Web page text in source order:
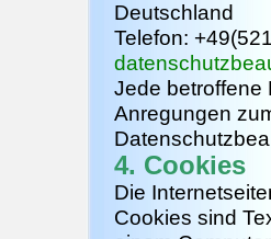
Deutschland
Telefon:
Jede betroffene
Anregungen
4. Cookies
Die
Cookies sind